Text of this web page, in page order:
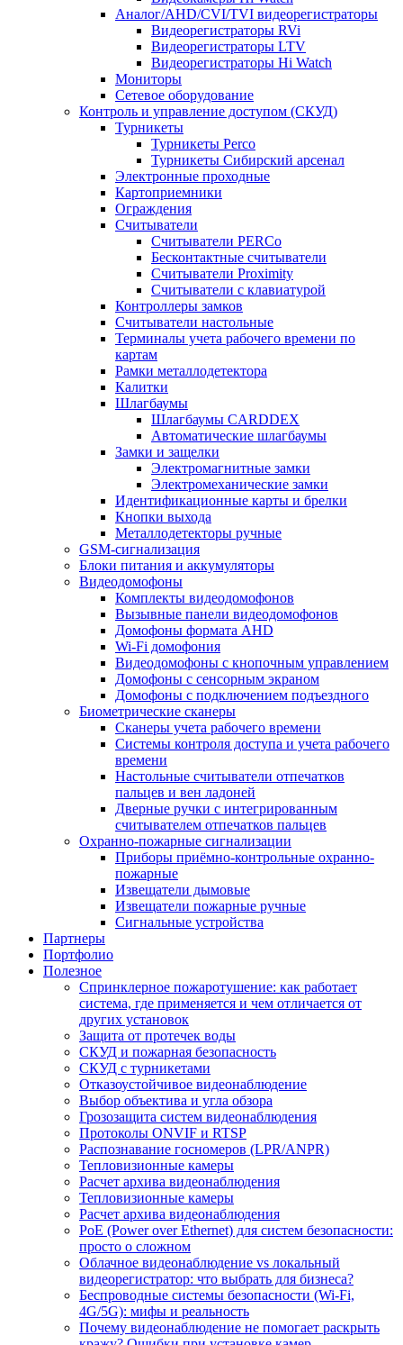
Аналог/AHD/CVI/TVI видеорегистраторы
Видеорегистраторы RVi
Видеорегистраторы LTV
Видеорегистраторы Hi Watch
Мониторы
Сетевое оборудование
Контроль и управление доступом (СКУД)
Турникеты
Турникеты Perco
Турникеты Сибирский арсенал
Электронные проходные
Картоприемники
Ограждения
Считыватели
Считыватели PERCo
Бесконтактные считыватели
Считыватели Proximity
Считыватели с клавиатурой
Контроллеры замков
Считыватели настольные
Терминалы учета рабочего времени по
картам
Рамки металлодетектора
Калитки
Шлагбаумы
Шлагбаумы CARDDEX
Автоматические шлагбаумы
Замки и защелки
Электромагнитные замки
Электромеханические замки
Идентификационные карты и брелки
Кнопки выхода
Металлодетекторы ручные
GSM-сигнализация
Блоки питания и аккумуляторы
Видеодомофоны
Комплекты видеодомофонов
Вызывные панели видеодомофонов
Домофоны формата AHD
Wi-Fi домофония
Видеодомофоны с кнопочным управлением
Домофоны с сенсорным экраном
Домофоны с подключением подъездного
Биометрические сканеры
Сканеры учета рабочего времени
Системы контроля доступа и учета рабочего
времени
Настольные считыватели отпечатков
пальцев и вен ладоней
Дверные ручки с интегрированным
считывателем отпечатков пальцев
Охранно-пожарные сигнализации
Приборы приёмно-контрольные охранно-
пожарные
Извещатели дымовые
Извещатели пожарные ручные
Сигнальные устройства
Партнеры
Портфолио
Полезное
Спринклерное пожаротушение: как работает
система, где применяется и чем отличается от
других установок
Защита от протечек воды
СКУД и пожарная безопасность
СКУД с турникетами
Отказоустойчивое видеонаблюдение
Выбор объектива и угла обзора
Грозозащита систем видеонаблюдения
Протоколы ONVIF и RTSP
Распознавание госномеров (LPR/ANPR)
Тепловизионные камеры
Расчет архива видеонаблюдения
Тепловизионные камеры
Расчет архива видеонаблюдения
PoE (Power over Ethernet) для систем безопасности:
просто о сложном
Облачное видеонаблюдение vs локальный
видеорегистратор: что выбрать для бизнеса?
Беспроводные системы безопасности (Wi-Fi,
4G/5G): мифы и реальность
Почему видеонаблюдение не помогает раскрыть